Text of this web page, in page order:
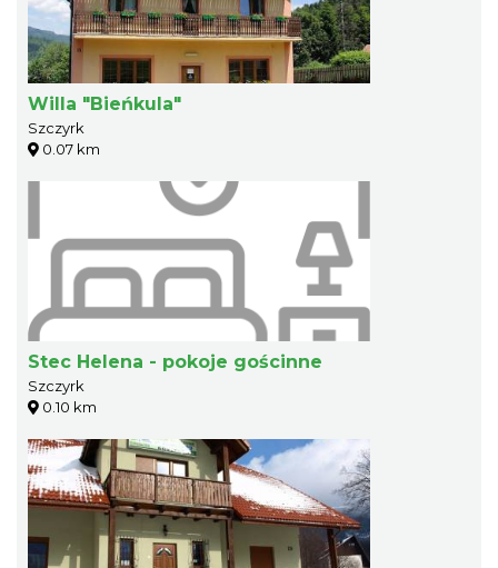
Willa "Bieńkula"
Szczyrk
0.07 km
Stec Helena - pokoje gościnne
Szczyrk
0.10 km